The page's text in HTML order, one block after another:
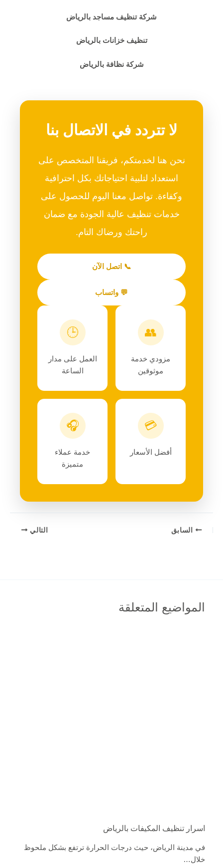
شركة تنظيف مساجد بالرياض
تنظيف خزانات بالرياض
شركة نظافة بالرياض
👥
مزودي خدمة
موثوقين
🕒
العمل على مدار
الساعة
💳
أفضل الأسعار
🎧
خدمة عملاء
متميزة
لا تتردد في الاتصال بنا
نحن هنا لخدمتكم، فريقنا المتخصص على
استعداد لتلبية احتياجاتك بكل احترافية
وكفاءة. تواصل معنا اليوم للحصول على
خدمات تنظيف عالية الجودة مع ضمان
راحتك ورضاك التام.
📞 اتصل الآن
💬 واتساب
السابق التالي
المواضيع المتعلقة
اسرار تنظيف المكيفات بالرياض
في مدينة الرياض، حيث درجات الحرارة ترتفع بشكل ملحوظ
خلال…